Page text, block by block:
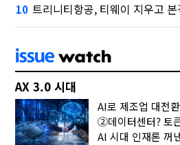
10 트리니티항공, 티웨이 지우고
AX 3.0 시대
②데이터센터? 토